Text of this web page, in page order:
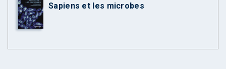
Sapiens et les microbes